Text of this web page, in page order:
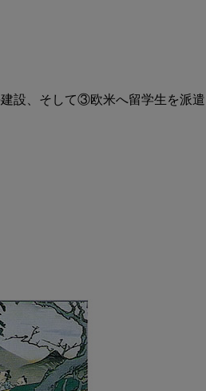
設、そして③欧米へ留学生を派